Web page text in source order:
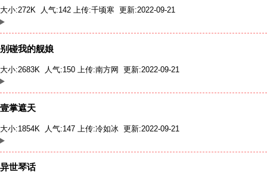
大小:272K 人气:142 上传:千顷寒 更新:2022-09-21
别碰我的舰娘
大小:2683K 人气:150 上传:南方网 更新:2022-09-21
壹掌遮天
大小:1854K 人气:147 上传:冷如冰 更新:2022-09-21
异世琴话